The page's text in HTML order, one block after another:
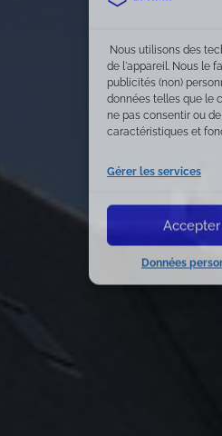
Nous utilisons des
de l'appareil. Nous le
publicités (non)
données telles que le
ne pas consentir ou
caractéristiques et
Gérer les services
Accepter
Données